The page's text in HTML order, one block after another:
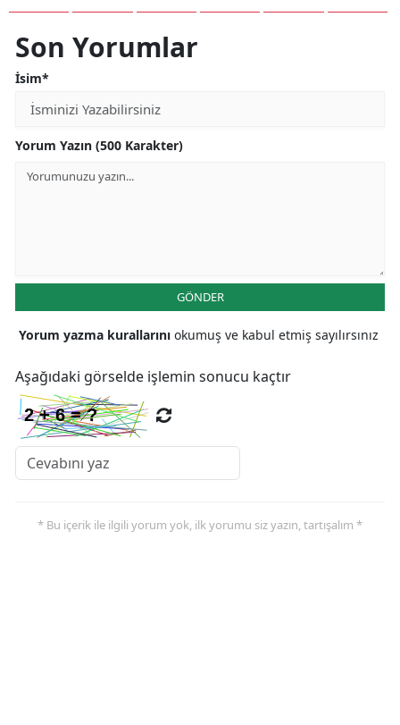
Rize
Son Yorumlar
İsim*
Yorum Yazın (500 Karakter)
GÖNDER
Yorum yazma kurallarını okumuş ve kabul etmiş sayılırsınız
Aşağıdaki görselde işlemin sonucu kaçtır
* Bu içerik ile ilgili yorum yok, ilk yorumu siz yazın, tartışalım *